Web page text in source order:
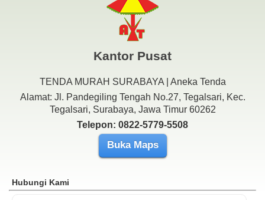
Kantor Pusat
TENDA MURAH SURABAYA | Aneka Tenda
Alamat: Jl. Pandegiling Tengah No.27, Tegalsari, Kec.
Tegalsari, Surabaya, Jawa Timur 60262
Telepon: 0822-5779-5508
Buka Maps
Hubungi Kami